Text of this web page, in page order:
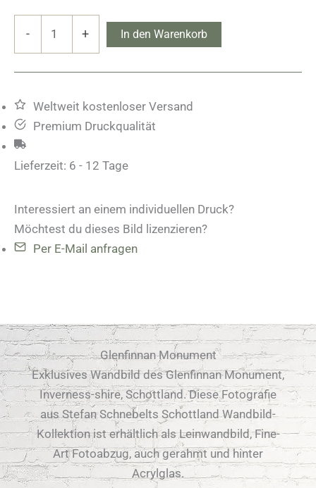
- + In den Warenkorb
Weltweit kostenloser Versand
Premium Druckqualität
Lieferzeit: 6 - 12 Tage
Interessiert an einem individuellen Druck?
Möchtest du dieses Bild lizenzieren?
Per E-Mail anfragen
Glenfinnan Monument
Exklusives Wandbild des Glenfinnan Monument,
Inverness-shire, Schottland. Diese Fotografie
aus Stefan Schnebelts Schottland Wandbild-
Kollektion ist erhältlich als Leinwandbild, Fine-
Art Fotoabzug, auch gerahmt und hinter
Acrylglas.